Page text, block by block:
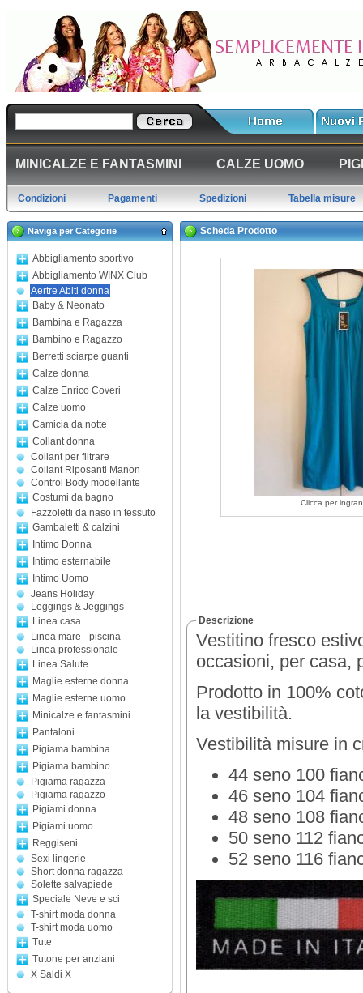
MINICALZE E FANTASMINI CALZE UOMO
Condizioni Pagamenti Spedizioni Tabella misure
Naviga per Categorie
Abbigliamento sportivo
Abbigliamento WINX Club
Aertre Abiti donna
Baby & Neonato
Bambina e Ragazza
Bambino e Ragazzo
Berretti sciarpe guanti
Calze donna
Calze Enrico Coveri
Calze uomo
Camicia da notte
Collant donna
Collant per filtrare
Collant Riposanti Manon
Control Body modellante
Costumi da bagno
Fazzoletti da naso in tessuto
Gambaletti & calzini
Intimo Donna
Intimo esternabile
Intimo Uomo
Jeans Holiday
Leggings & Jeggings
Linea casa
Linea mare - piscina
Linea professionale
Linea Salute
Maglie esterne donna
Maglie esterne uomo
Minicalze e fantasmini
Pantaloni
Pigiama bambina
Pigiama bambino
Pigiama ragazza
Pigiama ragazzo
Pigiami donna
Pigiami uomo
Reggiseni
Sexi lingerie
Short donna ragazza
Solette salvapiede
Speciale Neve e sci
T-shirt moda donna
T-shirt moda uomo
Tute
Tutone per anziani
X Saldi X
Scheda Prodotto
Clicca per
Descrizione
Vestitino fresco
occasioni, per casa,
Prodotto in 100%
la vestibilità.
Vestibilità misure in
44 seno 100
46 seno 104
48 seno 108
50 seno 112
52 seno 116